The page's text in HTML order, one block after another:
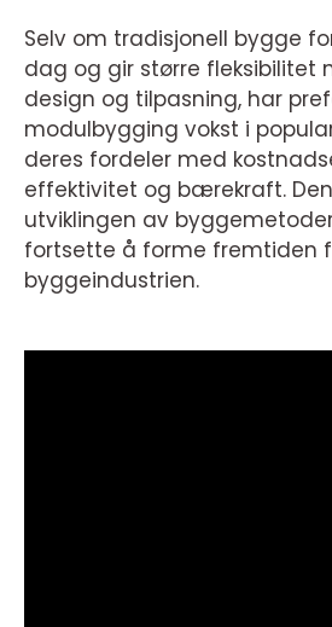
Selv om tradisjonell bygge
dag og gir større fleksibilitet
design og tilpasning, har
modulbygging vokst i
deres fordeler med
effektivitet og bærekraft.
utviklingen av
fortsette å forme fremtiden
byggeindustrien.